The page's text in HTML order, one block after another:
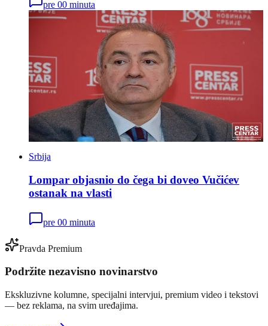
pre 00 minuta
Srbija
Lompar objasnio do čega bi doveo Vučićev
ostanak na vlasti
pre 00 minuta
Pravda Premium
Podržite nezavisno novinarstvo
Ekskluzivne kolumne, specijalni intervjui, premium video i tekstovi
— bez reklama, na svim uređajima.